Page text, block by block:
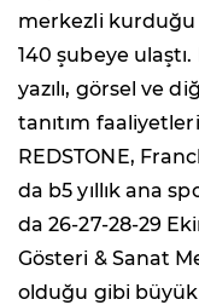
merkezli kurduğu
140 şubeye
yazılı, görsel ve
tanıtım
REDSTONE,
da b5 yıllık ana
da 26-27-28-29
Gösteri & Sanat
olduğu gibi